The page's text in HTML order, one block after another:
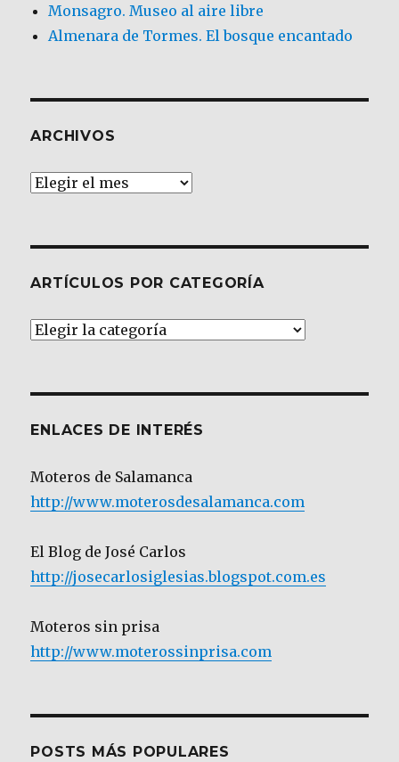
Monsagro. Museo al aire libre
Almenara de Tormes. El bosque encantado
ARCHIVOS
Archivos
ARTÍCULOS POR CATEGORÍA
Artículos
ENLACES DE INTERÉS
Moteros de Salamanca
http://www.moterosdesalamanca.com
El Blog de José Carlos
http://josecarlosiglesias.blogspot.com.es
Moteros sin prisa
http://www.moterossinprisa.com
POSTS MÁS POPULARES